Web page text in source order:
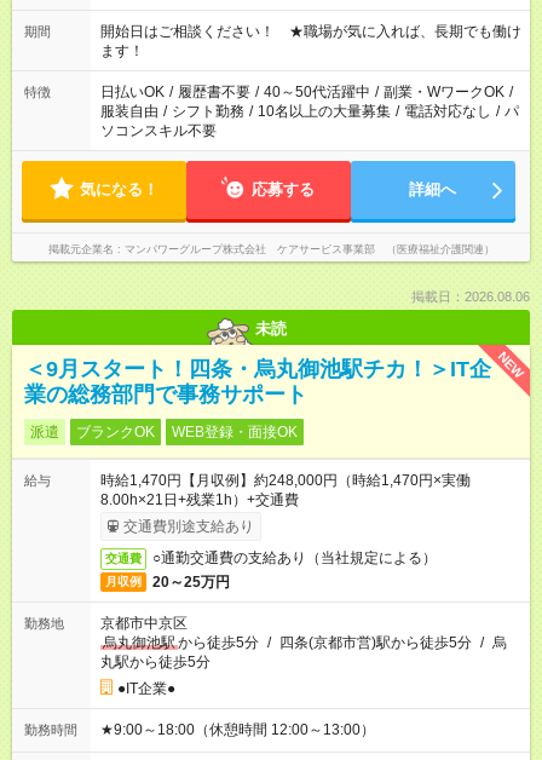
20:00 など 残業なし！ ※Wワークの場合、他のお仕事と合わせ
週40時間超の就業はご案内できません ※法令に基づき、週20時
間以上勤務は社会保険への加入対象となります ※労働者派遣法
（日雇い派遣の原則禁止）により、短時間・短期間の就業はご
案内が難しい場合があります
期間
開始日はご相談ください！ ★職場が気に入れば、長期でも働け
ます！
特徴 日払いOK / 履歴書不要 / 40～50代活躍中 / 副業・WワークOK /
服装自由 / シフト勤務 / 10名以上の大量募集 / 電話対応なし / パ
ソコンスキル不要
気になる！ 応募する 詳細へ
掲載元企業名 マンパワーグループ株式会社 ケアサービス事業部 （医療福祉介護関連）
掲載日：2026.08.06
未読
NEW
＜9月スタート！四条・烏丸御池駅チカ！＞IT企
業の総務部門で事務サポート
派遣 ブランクOK WEB登録・面接OK
給与
時給1,470円【月収例】約248,000円（時給1,470円×実働
8.00h×21日+残業1h）+交通費
交通費別途支給あり
交通費 ○通勤交通費の支給あり（当社規定による）
月収例 20～25万円
勤務地
京都市中京区
烏丸御池駅から徒歩5分 / 四条(京都市営)駅から徒歩5分 / 烏
丸駅から徒歩5分
●IT企業●
勤務時間 ★9:00～18:00（休憩時間 12:00～13:00）